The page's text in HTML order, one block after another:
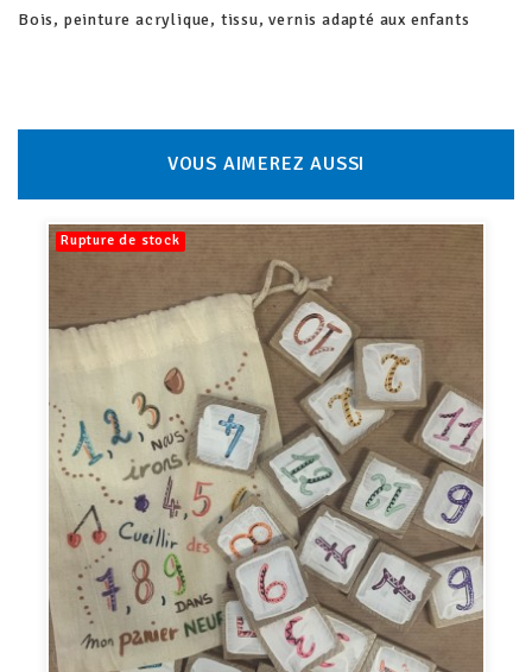
Bois, peinture acrylique, tissu, vernis adapté aux enfants
VOUS AIMEREZ AUSSI
Rupture de stock